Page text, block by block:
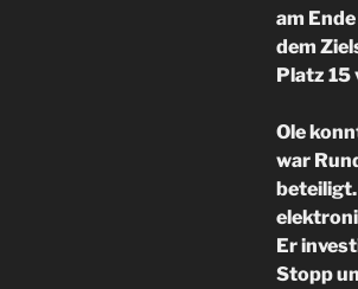
am
dem
Platz 15
Ole
war
Er
Stopp